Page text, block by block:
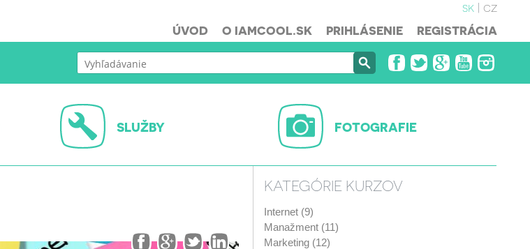
sk
cz
ÚVOD
O IAMCOOL.SK PRIHLÁSENIE REGISTRÁCIA
SLUŽBY FOTOGRAFIE
KATEGÓRIE KURZOV
Internet (9)
Manažment (11)
Marketing (12)